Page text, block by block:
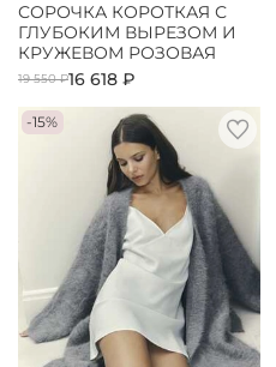
СОРОЧКА КОРОТКАЯ С
ГЛУБОКИМ ВЫРЕЗОМ И
КРУЖЕВОМ РОЗОВАЯ
19 550 ₽16 618 ₽
-15%